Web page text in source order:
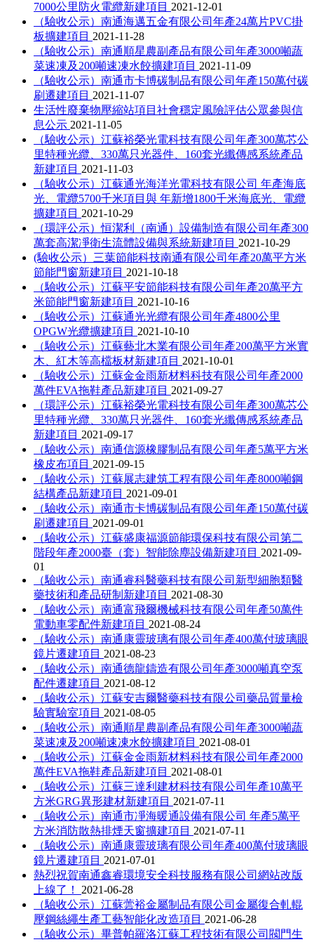
7000公里防火電纜新建項目 2021-12-01
（驗收公示）南通海邁五金有限公司年產24萬片PVC掛
板擴建項目 2021-11-28
（驗收公示）南通順星農副產品有限公司年產3000噸蔬
菜速凍及200噸速凍水餃擴建項目 2021-11-09
（驗收公示）南通市卡博碳制品有限公司年產150萬付碳
刷遷建項目 2021-11-07
生活性廢棄物壓縮站項目社會穩定風險評估公眾參與信
息公示 2021-11-05
（驗收公示）江蘇裕榮光電科技有限公司年產300萬芯公
里特種光纜、330萬只光器件、160套光纖傳感系統產品
新建項目 2021-11-03
（驗收公示）江蘇通光海洋光電科技有限公司 年產海底
光、電纜5700千米項目與 年新增1800千米海底光、電纜
擴建項目 2021-10-29
（環評公示）恒潔利（南通）設備制造有限公司年產300
萬套高潔凈衛生流體設備與系統新建項目 2021-10-29
(驗收公示）三葉節能科技南通有限公司年產20萬平方米
節能門窗新建項目 2021-10-18
（驗收公示）江蘇平安節能科技有限公司年產20萬平方
米節能門窗新建項目 2021-10-16
（驗收公示）江蘇通光光纜有限公司年產4800公里
OPGW光纜擴建項目 2021-10-10
（驗收公示）江蘇藝北木業有限公司年產200萬平方米實
木、紅木等高檔板材新建項目 2021-10-01
（驗收公示）江蘇金金雨新材料科技有限公司年產2000
萬件EVA拖鞋產品新建項目 2021-09-27
（環評公示）江蘇裕榮光電科技有限公司年產300萬芯公
里特種光纜、330萬只光器件、160套光纖傳感系統產品
新建項目 2021-09-17
（驗收公示）南通信源橡膠制品有限公司年產5萬平方米
橡皮布項目 2021-09-15
（驗收公示）江蘇展志建筑工程有限公司年產8000噸鋼
結構產品新建項目 2021-09-01
（驗收公示）南通市卡博碳制品有限公司年產150萬付碳
刷遷建項目 2021-09-01
（驗收公示）江蘇盛康福源節能環保科技有限公司第二
階段年產2000臺（套）智能除塵設備新建項目 2021-09-
01
（驗收公示）南通睿科醫藥科技有限公司新型細胞類醫
藥技術和產品研制新建項目 2021-08-30
（驗收公示）南通富飛爾機械科技有限公司年產50萬件
電動車零配件新建項目 2021-08-24
（驗收公示）南通康靈玻璃有限公司年產400萬付玻璃眼
鏡片遷建項目 2021-08-23
（驗收公示）南通德龍鑄造有限公司年產3000噸真空泵
配件遷建項目 2021-08-12
（驗收公示）江蘇安吉爾醫藥科技有限公司藥品質量檢
驗實驗室項目 2021-08-05
（驗收公示）南通順星農副產品有限公司年產3000噸蔬
菜速凍及200噸速凍水餃擴建項目 2021-08-01
（驗收公示）江蘇金金雨新材料科技有限公司年產2000
萬件EVA拖鞋產品新建項目 2021-08-01
（驗收公示）江蘇三達利建材科技有限公司年產10萬平
方米GRG異形建材新建項目 2021-07-11
（驗收公示）南通市凈海暖通設備有限公司 年產5萬平
方米消防散熱排煙天窗擴建項目 2021-07-11
（驗收公示）南通康靈玻璃有限公司年產400萬付玻璃眼
鏡片遷建項目 2021-07-01
熱烈祝賀南通鑫睿環境安全科技服務有限公司網站改版
上線了！ 2021-06-28
（驗收公示）江蘇蕓裕金屬制品有限公司金屬復合軋輥
壓鋼絲繩生產工藝智能化改造項目 2021-06-28
（驗收公示）畢普帕羅洛江蘇工程技術有限公司閥門生